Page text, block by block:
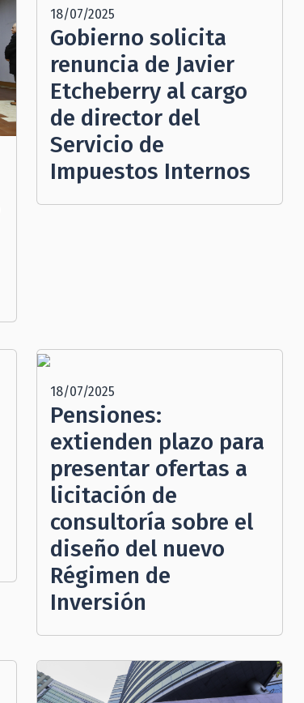
18/07/2025
Gobierno solicita
renuncia de Javier
Etcheberry al cargo
de director del
Servicio de
Impuestos Internos
18/07/2025
Pensiones:
extienden plazo para
presentar ofertas a
licitación de
consultoría sobre el
diseño del nuevo
Régimen de
Inversión